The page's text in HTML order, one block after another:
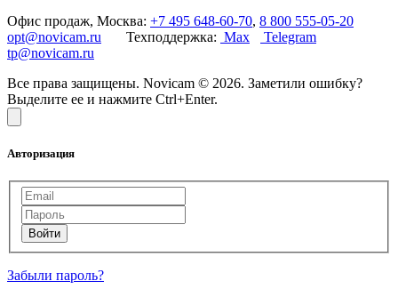
Офис продаж, Москва: +7 495 648-60-70, 8 800 555-05-20
opt@novicam.ru Техподдержка: Max
Telegram
tp@novicam.ru
Все права защищены. Novicam © 2026. Заметили ошибку?
Выделите ее и нажмите Ctrl+Enter.
Авторизация
Забыли пароль?